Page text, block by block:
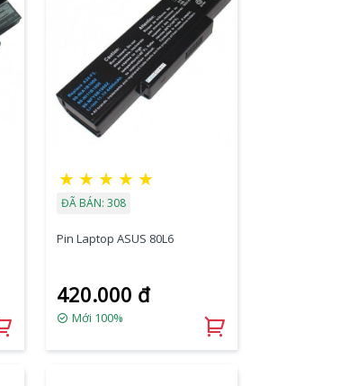
★ ★ ★ ★ ★
ĐÃ BÁN: 308
Pin Laptop ASUS 80L6
420.000 đ
Mới 100%